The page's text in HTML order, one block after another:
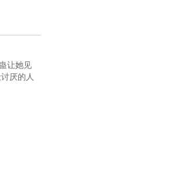
让她见
厌的人